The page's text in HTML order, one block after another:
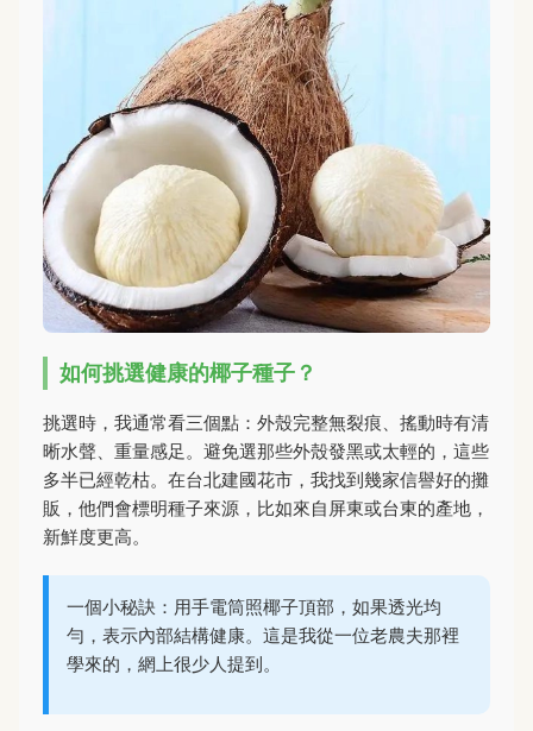
如何挑選健康的椰子種子？
挑選時，我通常看三個點：外殼完整無裂痕、搖動時有清
晰水聲、重量感足。避免選那些外殼發黑或太輕的，這些
多半已經乾枯。在台北建國花市，我找到幾家信譽好的攤
販，他們會標明種子來源，比如來自屏東或台東的產地，
新鮮度更高。
一個小秘訣：用手電筒照椰子頂部，如果透光均
勻，表示內部結構健康。這是我從一位老農夫那裡
學來的，網上很少人提到。